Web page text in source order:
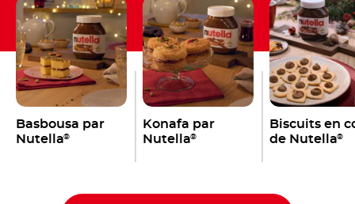
Basbousa par
Nutella®
Konafa par
Nutella®
Biscuits en
de Nutella®